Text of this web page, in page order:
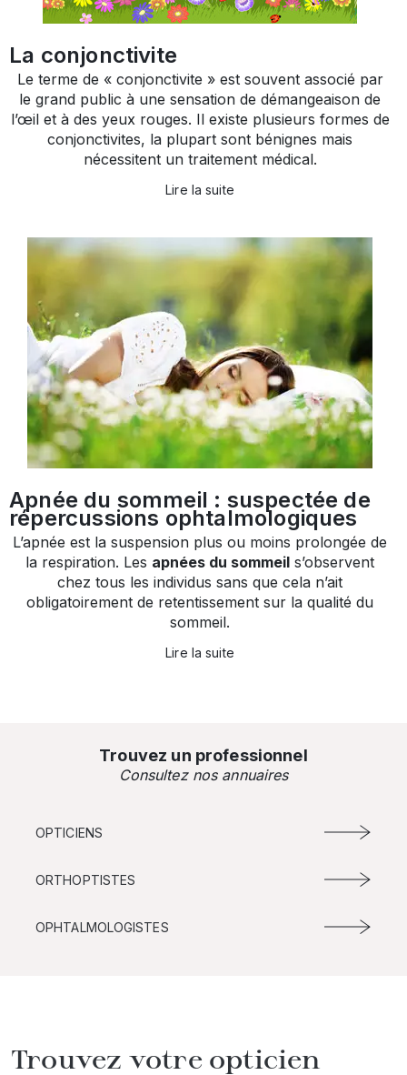
La conjonctivite
Le terme de « conjonctivite » est souvent associé par
le grand public à une sensation de démangeaison de
l’œil et à des yeux rouges. Il existe plusieurs formes de
conjonctivites, la plupart sont bénignes mais
nécessitent un traitement médical.
Lire la suite
Apnée du sommeil : suspectée de
répercussions ophtalmologiques
L’apnée est la suspension plus ou moins prolongée de
la respiration. Les apnées du sommeil s’observent
chez tous les individus sans que cela n’ait
obligatoirement de retentissement sur la qualité du
sommeil.
Lire la suite
Trouvez un professionnel
Consultez nos annuaires
OPTICIENS
ORTHOPTISTES
OPHTALMOLOGISTES
Trouvez votre opticien